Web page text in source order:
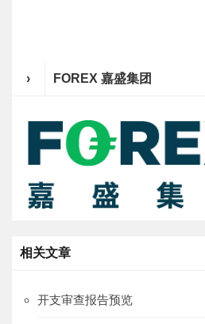
› FOREX 嘉盛集团
相关文章
开支审查报告预览